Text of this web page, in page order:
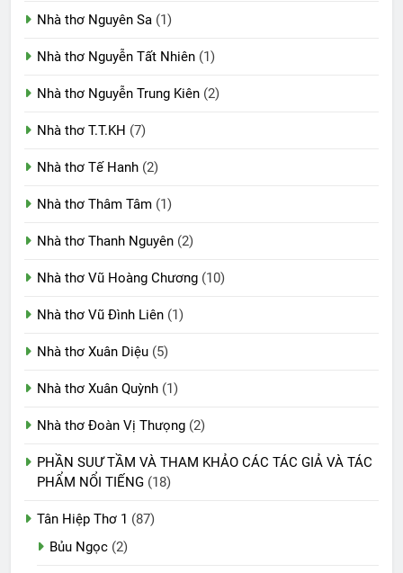
Nhà thơ Nguyên Sa (1)
Nhà thơ Nguyễn Tất Nhiên (1)
Nhà thơ Nguyễn Trung Kiên (2)
Nhà thơ T.T.KH (7)
Nhà thơ Tế Hanh (2)
Nhà thơ Thâm Tâm (1)
Nhà thơ Thanh Nguyên (2)
Nhà thơ Vũ Hoàng Chương (10)
Nhà thơ Vũ Đình Liên (1)
Nhà thơ Xuân Diệu (5)
Nhà thơ Xuân Quỳnh (1)
Nhà thơ Đoàn Vị Thưọng (2)
PHẦN SUƯ TẦM VÀ THAM KHẢO CÁC TÁC GIẢ VÀ TÁC
PHẨM NỔI TIẾNG (18)
Tân Hiệp Thơ 1 (87)
Bủu Ngọc (2)